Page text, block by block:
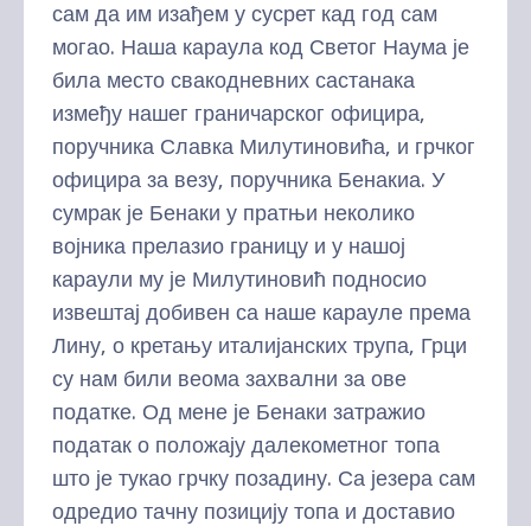
сам да им изађем у сусрет кад год сам
могао. Наша караула код Светог Наума је
била место свакодневних састанака
између нашег граничарског официра,
поручника Славка Милутиновића, и грчког
официра за везу, поручника Бенакиа. У
сумрак је Бенаки у пратњи неколико
војника прелазио границу и у нашој
караули му је Милутиновић подносио
извештај добивен са наше карауле према
Лину, о кретању италијанских трупа, Грци
су нам били веома захвални за ове
податке. Од мене је Бенаки затражио
податак о положају далекометног топа
што је тукао грчку позадину. Са језера сам
одредио тачну позицију топа и доставио